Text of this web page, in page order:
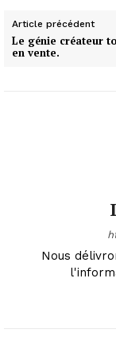
Article précédent
Le génie créateur
en vente.
Nous